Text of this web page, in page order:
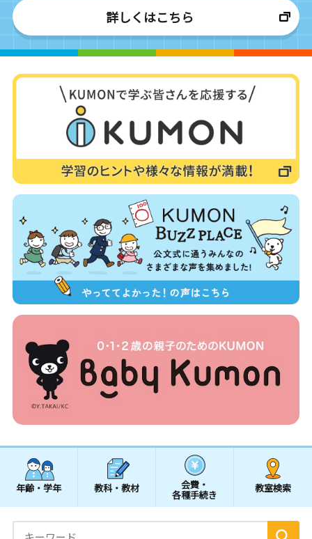
詳しくはこちら
年齢・学年 教科・教材 会費・
各種手続き
教室検索